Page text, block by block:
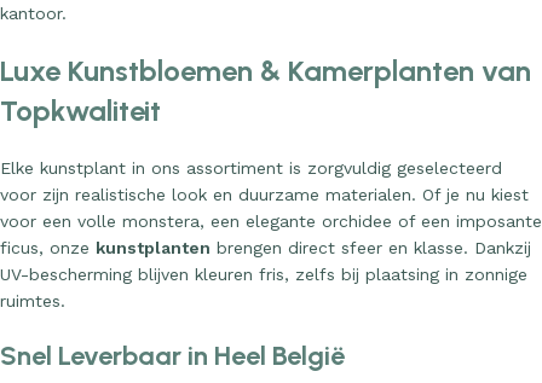
kantoor.
Luxe Kunstbloemen & Kamerplanten van
Topkwaliteit
Elke kunstplant in ons assortiment is zorgvuldig geselecteerd
voor zijn realistische look en duurzame materialen. Of je nu kiest
voor een volle monstera, een elegante orchidee of een imposante
ficus, onze kunstplanten brengen direct sfeer en klasse. Dankzij
UV-bescherming blijven kleuren fris, zelfs bij plaatsing in zonnige
ruimtes.
Snel Leverbaar in Heel België